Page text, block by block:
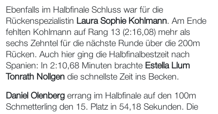
Ebenfalls im Halbfinale Schluss war für die
Rückenspezialistin Laura Sophie Kohlmann. Am Ende
fehlten Kohlmann auf Rang 13 (2:16,08) mehr als
sechs Zehntel für die nächste Runde über die 200m
Rücken. Auch hier ging die Halbfinalbestzeit nach
Spanien: In 2:10,68 Minuten brachte Estella Llum
Tonrath Nollgen die schnellste Zeit ins Becken.
Daniel Olenberg errang im Halbfinale auf den 100m
Schmetterling den 15. Platz in 54,18 Sekunden. Die